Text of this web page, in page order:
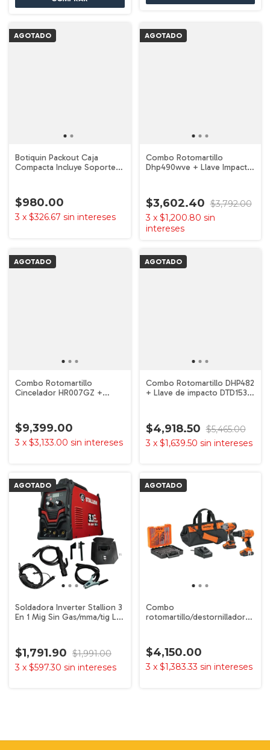
AGOTADO
Botiquin Packout Caja
Compacta Incluye Soporte
$980.00
3 x $326.67 sin intereses
AGOTADO
Combo Rotomartillo
Dhp490wve + Llave Impacto
$3,602.40 $3,792.00
3 x $1,200.80 sin
intereses
AGOTADO
Combo Rotomartillo
Cincelador HR007GZ +
$9,399.00
3 x $3,133.00 sin intereses
AGOTADO
Combo Rotomartillo DHP482
+ Llave de impacto DTD153 2
$4,918.50 $5,465.00
3 x $1,639.50 sin intereses
AGOTADO
Soldadora Inverter Stallion 3
En 1 Mig Sin Gas/mma/tig Lift
$1,791.90 $1,991.00
3 x $597.30 sin intereses
AGOTADO
Combo
rotomartillo/destornillador
$4,150.00
3 x $1,383.33 sin intereses